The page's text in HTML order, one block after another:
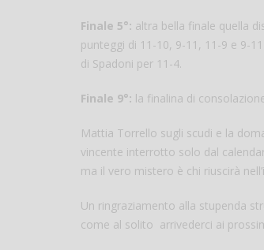
Finale 5°: altra bella finale quella
punteggi di 11-10, 9-11, 11-9 e 9-
di Spadoni per 11-4.
Finale 9°: la finalina di
Mattia Torrello sugli scudi e la
vincente interrotto solo dal
ma il vero mistero è chi riuscirà
Un ringraziamento alla stupenda
come al solito arrivederci ai